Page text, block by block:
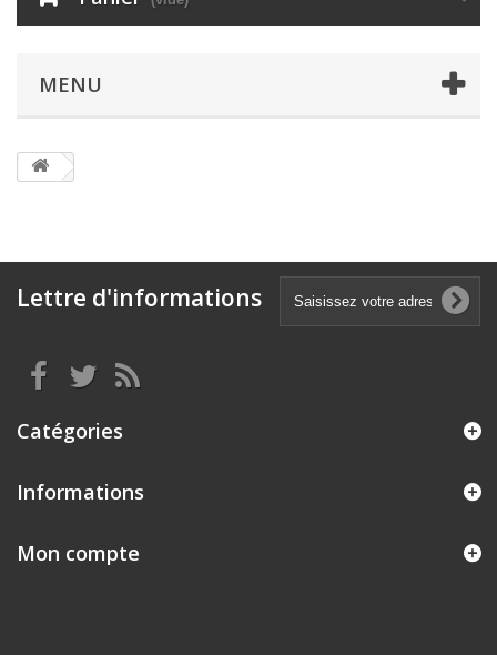
MENU
Lettre d'informations
Catégories
Informations
Mon compte